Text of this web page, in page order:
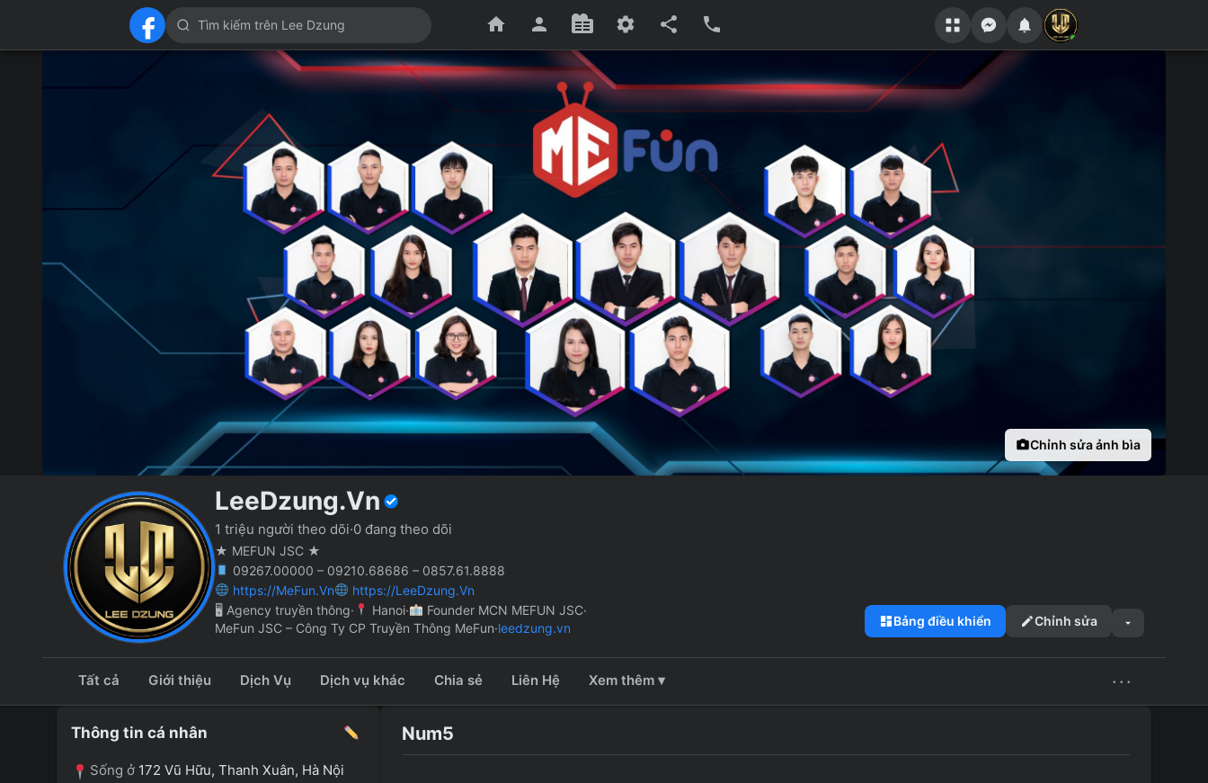
Chỉnh sửa ảnh bìa
LeeDzung.Vn
1 triệu người theo dõi·0 đang theo dõi
★ MEFUN JSC ★
09267.00000 – 09210.68686 – 0857.61.8888
https://MeFun.Vn
https://LeeDzung.Vn
🖥 Agency truyền thông· Hanoi· Founder MCN MEFUN JSC·
MeFun JSC – Công Ty CP Truyền Thông MeFun·leedzung.vn Bảng điều khiển Chỉnh sửa
Tất cả Giới thiệu Dịch Vụ Dịch vụ khác Chia sẻ Liên Hệ Xem thêm ▾ ···
Thông tin cá nhân
Sống ở 172 Vũ Hữu, Thanh Xuân, Hà Nội
Num5